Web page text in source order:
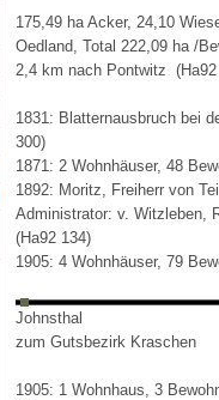
175,49 ha Acker, 24,10
Oedland, Total 222,09 ha /
2,4 km nach Pontwitz (Ha92
1831: Blatternausbruch bei
300)
1871: 2 Wohnhäuser, 48
1892: Moritz, Freiherr von
Administrator: v. Witzleben,
(Ha92 134)
1905: 4 Wohnhäuser, 79
Johnsthal
zum Gutsbezirk Kraschen
1905: 1 Wohnhaus, 3